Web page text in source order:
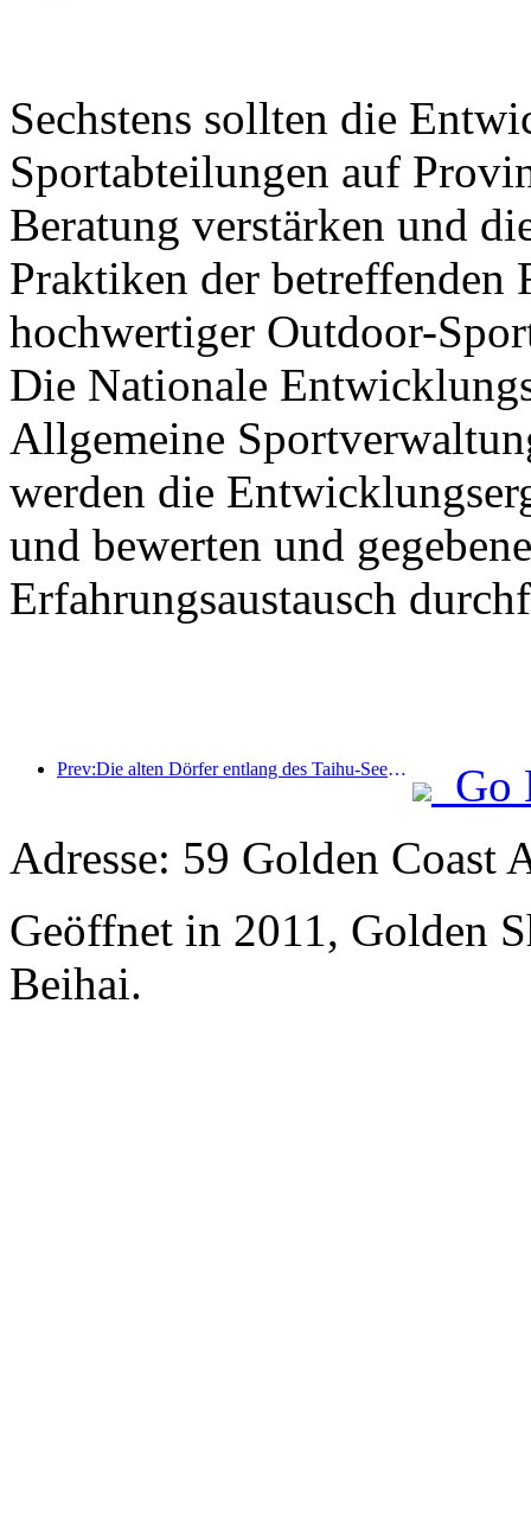
Sechstens sollten die
Sportabteilungen auf
Beratung verstärken und
Praktiken der
hochwertiger Outdoor-
Die Nationale
Allgemeine
werden die
und bewerten und
Erfahrungsaustausch
Prev:Die alten Dörfer entlang des Taihu-Sees in Huzhou in der Provinz Zhejiang haben mit der Renovierung und Modernisierung begonnen. Die Investition beträgt fast eine Milliarde Yuan.
Go
Adresse: 59 Golden Coast
Geöffnet in 2011, Golden
Beihai.